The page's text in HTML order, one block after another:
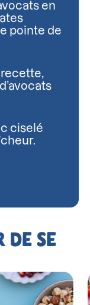
en
pointe de
ciselé
DE SE